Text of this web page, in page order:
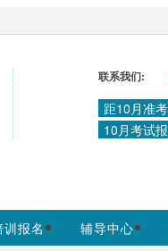
用，非政府官方网站
登
联系我们:
距10月准
10月考试
训报名 辅导中心